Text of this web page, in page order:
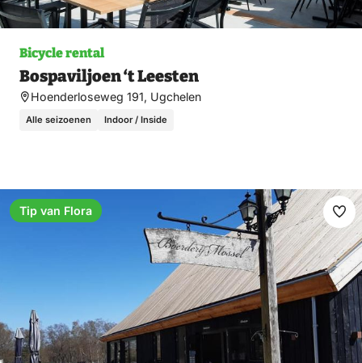
Bicycle rental
Bospaviljoen ‘t Leesten
Hoenderloseweg 191, Ugchelen
Alle seizoenen Indoor / Inside
Tip van Flora